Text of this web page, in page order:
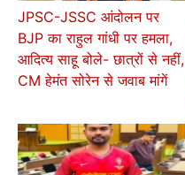
JPSC-JSSC आंदोलन पर
BJP का राहुल गांधी पर हमला,
आदित्य साहू बोले- छात्रों से नहीं,
CM हेमंत सोरेन से जवाब मांगें